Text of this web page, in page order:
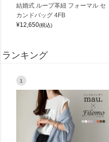
結婚式 ループ革紐 フォーマル セ
カンドバッグ 4FB
¥12,650(税込)
ランキング
1